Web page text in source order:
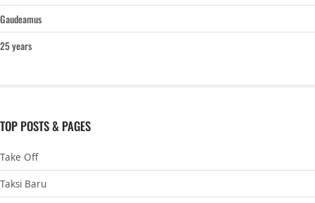
Gaudeamus
25 years
TOP POSTS & PAGES
Take Off
Taksi Baru